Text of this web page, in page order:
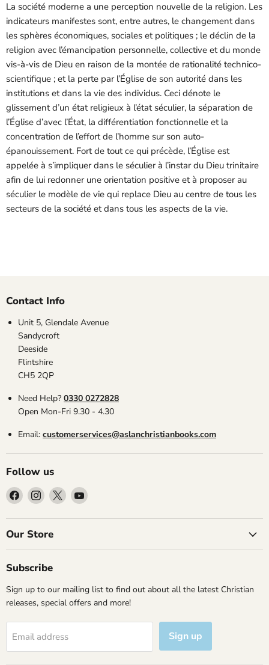
La société moderne a une perception nouvelle de la religion. Les
indicateurs manifestes sont, entre autres, le changement dans
les sphères économiques, sociales et politiques ; le déclin de la
religion avec l’émancipation personnelle, collective et du monde
vis-à-vis de Dieu en raison de la montée de rationalité technico-
scientifique ; et la perte par l’Église de son autorité dans les
institutions et dans la vie des individus. Ceci dénote le
glissement d’un état religieux à l’état séculier, la séparation de
l’Église d’avec l’État, la différentiation fonctionnelle et la
concentration de l’effort de l’homme sur son auto-
épanouissement. Fort de tout ce qui précède, l’Église est
appelée à s’impliquer dans le séculier à l’instar du Dieu trinitaire
afin de lui redonner une orientation positive et à proposer au
séculier le modèle de vie qui replace Dieu au centre de tous les
secteurs de la société et dans tous les aspects de la vie.
Contact Info
Unit 5, Glendale Avenue
Sandycroft
Deeside
Flintshire
CH5 2QP
Need Help? 0330 0272828
Open Mon-Fri 9.30 - 4.30
Email: customerservices@aslanchristianbooks.com
Follow us
Find
us
on
Facebook
Find
us
on
Instagram
Find
us
on
Find
on
Our Store
Subscribe
Sign up to our mailing list to find out about all the latest Christian
releases, special offers and more!
Email address Sign up